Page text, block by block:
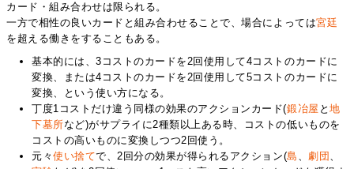
カード・組み合わせは限られる。
一方で相性の良いカードと組み合わせることで、場合によっては宮廷
を超える働きをすることもある。
基本的には、3コストのカードを2回使用して4コストのカードに
変換、または4コストのカードを2回使用して5コストのカードに
変換、という使い方になる。
丁度1コストだけ違う同様の効果のアクションカード(鍛冶屋 と地
下墓所など)がサプライに2種類以上ある時、コストの低いものを
コストの高いものに変換しつつ2回使う。
元々使い捨てで、2回分の効果が得られるアクション(島 劇団